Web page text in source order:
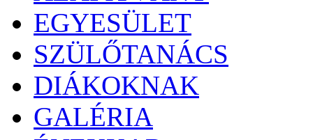
EGYESÜLET
SZÜLŐTANÁCS
DIÁKOKNAK
GALÉRIA